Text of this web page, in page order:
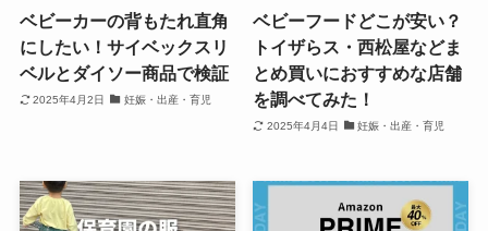
ベビーカーの背もたれ直角
にしたい！サイベックスリ
ベルとダイソー商品で検証
2025年4月2日 妊娠・出産・育児
ベビーフードどこが安い？
トイザらス・西松屋などま
とめ買いにおすすめな店舗
を調べてみた！
2025年4月4日 妊娠・出産・育児